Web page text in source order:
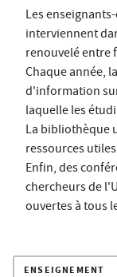
Les
interviennent
renouvelé entre
Chaque année,
d'information
laquelle les
La bibliothèque
ressources
Enfin, des
chercheurs de
ouvertes à tous
ENSEIGNEMENT